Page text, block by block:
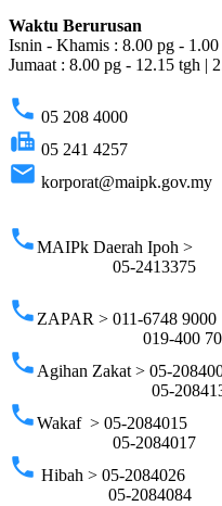
Waktu Berurusan
Isnin - Khamis : 8.00 pg -
Jumaat : 8.00 pg - 12.15 tgh |
phone 05 208 4000
fax 05 241 4257
email korporat@maipk.gov.my
phoneMAIPk Daerah Ipoh >
05-2413375
phone ZAPAR > 011-6748 9000
019-400
phone Agihan Zakat > 05-
05-
phoneWakaf > 05-2084015
05-2084017
phone Hibah > 05-2084026
05-2084084